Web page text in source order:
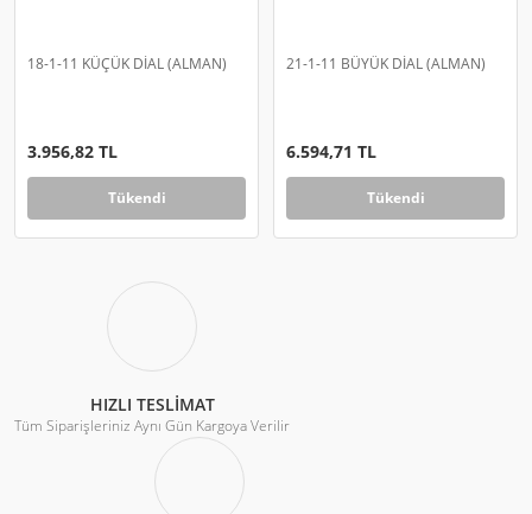
18-1-11 KÜÇÜK DİAL (ALMAN)
3.956,82 TL
Tükendi
21-1-11 BÜYÜK DİAL (ALMAN)
6.594,71 TL
Tükendi
HIZLI TESLİMAT
Tüm Siparişleriniz Aynı Gün Kargoya Verilir